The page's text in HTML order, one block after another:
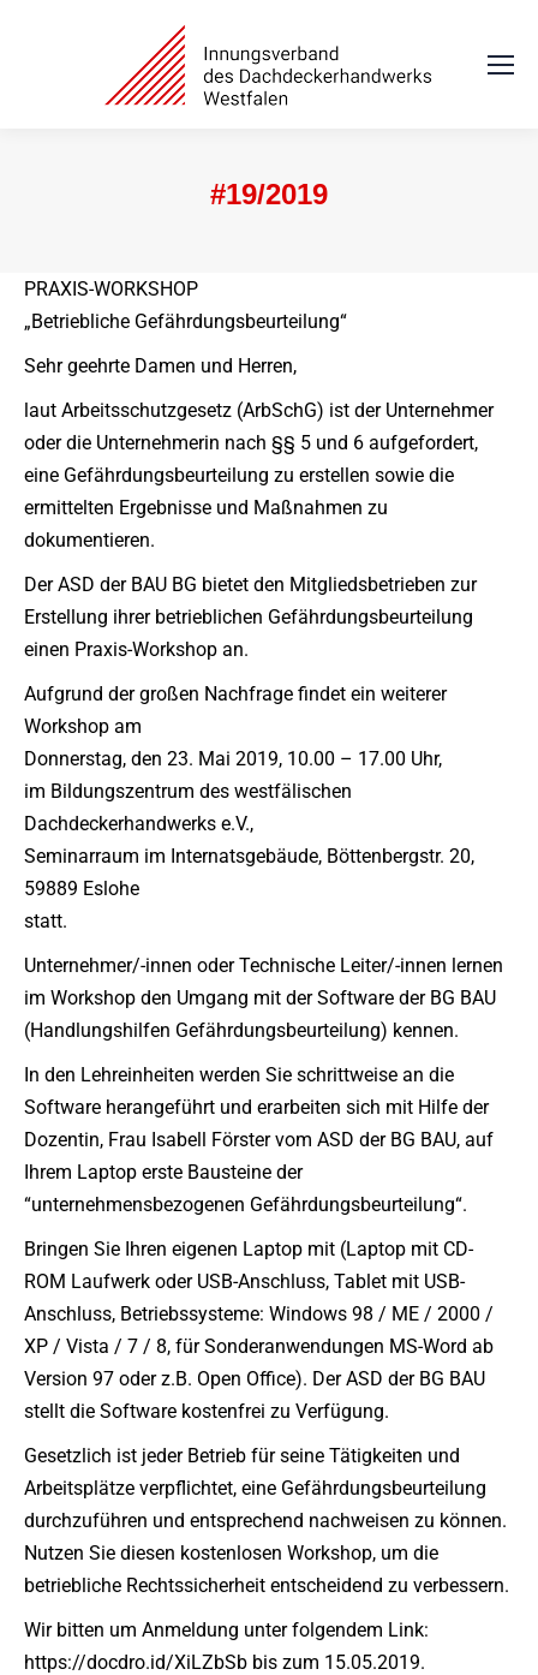
#19/2019
PRAXIS-WORKSHOP
„Betriebliche Gefährdungsbeurteilung“
Sehr geehrte Damen und Herren,
laut Arbeitsschutzgesetz (ArbSchG) ist der Unternehmer
oder die Unternehmerin nach §§ 5 und 6 aufgefordert,
eine Gefährdungsbeurteilung zu erstellen sowie die
ermittelten Ergebnisse und Maßnahmen zu
dokumentieren.
Der ASD der BAU BG bietet den Mitgliedsbetrieben zur
Erstellung ihrer betrieblichen Gefährdungsbeurteilung
einen Praxis-Workshop an.
Aufgrund der großen Nachfrage findet ein weiterer
Workshop am
Donnerstag, den 23. Mai 2019, 10.00 – 17.00 Uhr,
im Bildungszentrum des westfälischen
Dachdeckerhandwerks e.V.,
Seminarraum im Internatsgebäude, Böttenbergstr. 20,
59889 Eslohe
statt.
Unternehmer/-innen oder Technische Leiter/-innen lernen
im Workshop den Umgang mit der Software der BG BAU
(Handlungshilfen Gefährdungsbeurteilung) kennen.
In den Lehreinheiten werden Sie schrittweise an die
Software herangeführt und erarbeiten sich mit Hilfe der
Dozentin, Frau Isabell Förster vom ASD der BG BAU, auf
Ihrem Laptop erste Bausteine der
“unternehmensbezogenen Gefährdungsbeurteilung“.
Bringen Sie Ihren eigenen Laptop mit (Laptop mit CD-
ROM Laufwerk oder USB-Anschluss, Tablet mit USB-
Anschluss, Betriebssysteme: Windows 98 / ME / 2000 /
XP / Vista / 7 / 8, für Sonderanwendungen MS-Word ab
Version 97 oder z.B. Open Office). Der ASD der BG BAU
stellt die Software kostenfrei zu Verfügung.
Gesetzlich ist jeder Betrieb für seine Tätigkeiten und
Arbeitsplätze verpflichtet, eine Gefährdungsbeurteilung
durchzuführen und entsprechend nachweisen zu können.
Nutzen Sie diesen kostenlosen Workshop, um die
betriebliche Rechtssicherheit entscheidend zu verbessern.
Wir bitten um Anmeldung unter folgendem Link:
https://docdro.id/XiLZbSb bis zum 15.05.2019.